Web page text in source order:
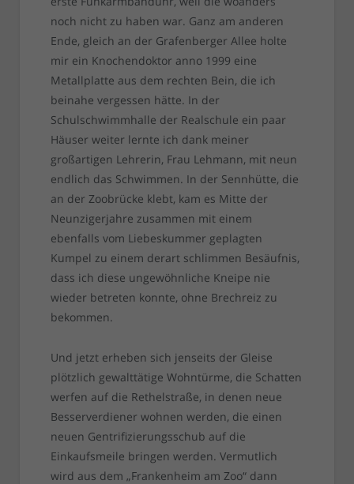
noch nicht zu haben war. Ganz am anderen
Ende, gleich an der Grafenberger Allee holte
mir ein Knochendoktor anno 1999 eine
Metallplatte aus dem rechten Bein, die ich
beinahe vergessen hätte. In der
Schulschwimmhalle der Realschule ein paar
Häuser weiter lernte ich dank meiner
großartigen Lehrerin, Frau Lehmann, mit neun
endlich das Schwimmen. In der Sennhütte, die
an der Zoobrücke klebt, kam es Mitte der
Neunzigerjahre zusammen mit einem
ebenfalls vom Liebeskummer geplagten
Kumpel zu einem derart schlimmen Besäufnis,
dass ich diese ungewöhnliche Kneipe nie
wieder betreten konnte, ohne Brechreiz zu
bekommen.
Und jetzt erheben sich jenseits der Gleise
plötzlich gewalttätige Wohntürme, die Schatten
werfen auf die Rethelstraße, in denen neue
Besserverdiener wohnen werden, die einen
neuen Gentrifizierungsschub auf die
Einkaufsmeile bringen werden. Vermutlich
wird aus dem „Frankenheim am Zoo“ dann